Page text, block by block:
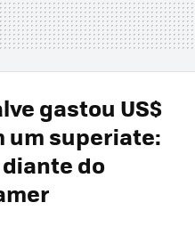
gastou US$
um superiate:
do